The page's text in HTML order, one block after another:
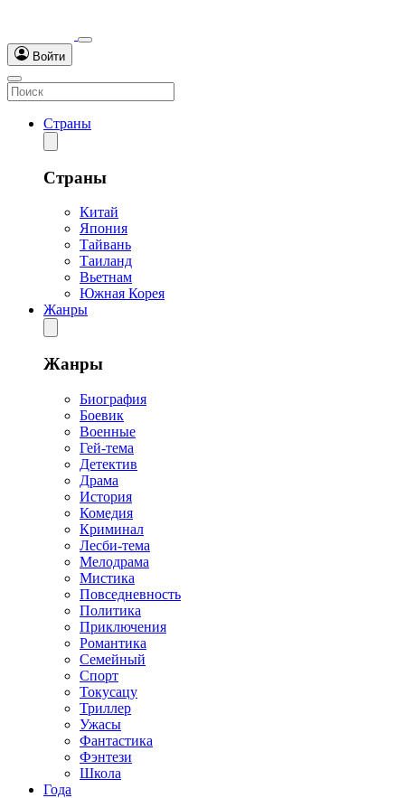
Войти
Страны
Страны
Китай
Япония
Тайвань
Таиланд
Вьетнам
Южная Корея
Жанры
Жанры
Биография
Боевик
Военные
Гей-тема
Детектив
Драма
История
Комедия
Криминал
Лесби-тема
Мелодрама
Мистика
Повседневность
Политика
Приключения
Романтика
Семейный
Спорт
Токусацу
Триллер
Ужасы
Фантастика
Фэнтези
Школа
Года